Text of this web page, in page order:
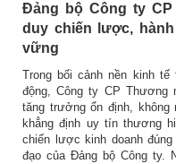
Đảng bộ Công ty
duy chiến lược,
vững
Trong bối cảnh nền kinh
động, Công ty CP Thương
tăng trưởng ổn định,
khẳng định uy tín thương
chiến lược kinh doanh
đạo của Đảng bộ Công ty.